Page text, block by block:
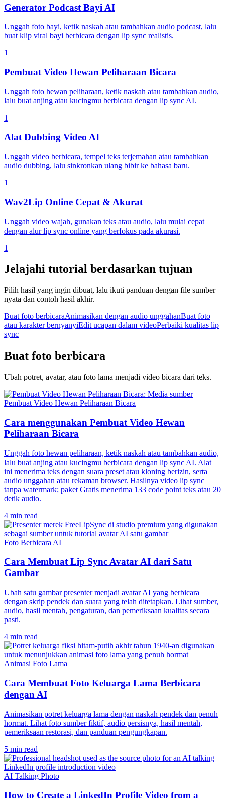
Generator Podcast Bayi AI
Unggah foto bayi, ketik naskah atau tambahkan audio podcast, lalu
buat klip viral bayi berbicara dengan lip sync realistis.
1
Pembuat Video Hewan Peliharaan Bicara
Unggah foto hewan peliharaan, ketik naskah atau tambahkan audio,
lalu buat anjing atau kucingmu berbicara dengan lip sync AI.
1
Alat Dubbing Video AI
Unggah video berbicara, tempel teks terjemahan atau tambahkan
audio dubbing, lalu sinkronkan ulang bibir ke bahasa baru.
1
Wav2Lip Online Cepat & Akurat
Unggah video wajah, gunakan teks atau audio, lalu mulai cepat
dengan alur lip sync online yang berfokus pada akurasi.
1
Jelajahi tutorial berdasarkan tujuan
Pilih hasil yang ingin dibuat, lalu ikuti panduan dengan file sumber
nyata dan contoh hasil akhir.
Buat foto berbicaraAnimasikan dengan audio unggahanBuat foto
atau karakter bernyanyiEdit ucapan dalam videoPerbaiki kualitas lip
sync
Buat foto berbicara
Ubah potret, avatar, atau foto lama menjadi video bicara dari teks.
Pembuat Video Hewan Peliharaan Bicara
Cara menggunakan Pembuat Video Hewan
Peliharaan Bicara
Unggah foto hewan peliharaan, ketik naskah atau tambahkan audio,
lalu buat anjing atau kucingmu berbicara dengan lip sync AI. Alat
ini menerima teks dengan suara preset atau kloning berizin, serta
audio unggahan atau rekaman browser. Hasilnya video lip sync
tanpa watermark; paket Gratis menerima 133 code point teks atau 20
detik audio.
4 min read
Foto Berbicara AI
Cara Membuat Lip Sync Avatar AI dari Satu
Gambar
Ubah satu gambar presenter menjadi avatar AI yang berbicara
dengan skrip pendek dan suara yang telah ditetapkan. Lihat sumber,
audio, hasil mentah, pengaturan, dan pemeriksaan kualitas secara
pasti.
4 min read
Animasi Foto Lama
Cara Membuat Foto Keluarga Lama Berbicara
dengan AI
Animasikan potret keluarga lama dengan naskah pendek dan penuh
hormat. Lihat foto sumber fiktif, audio persisnya, hasil mentah,
pemeriksaan restorasi, dan panduan pengungkapan.
5 min read
AI Talking Photo
How to Create a LinkedIn Profile Video from a